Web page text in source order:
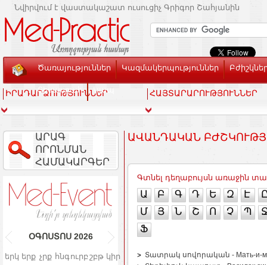
Նվիրվում է վաստակաշատ ուսուցիչ Գրիգոր Շահյանին
Ծառայություններ Կազմակերպություններ
Տեսասրահ Կապ
ԻՐԱԴԱՐՁՈՒԹՅՈՒՆՆԵՐ ՀԱՅՏԱՐԱՐՈՒԹՅՈՒՆՆԵՐ
ԱՐԱԳ
ՈՐՈՆՄԱՆ
ՀԱՄԱԿԱՐԳԵՐ
ՕԳՈՍՏՈՍ 2026
երկ երք չրք հնգուրբ շբթ կիր
ԱՎԱՆԴԱԿԱՆ
Գտնել դեղաբույսն առաջին
Ա Բ Գ Դ Ե Զ Է
Մ
Յ Ն Շ Ո Չ Պ
Ֆ
Տատրակ սովորական - Мать-и-